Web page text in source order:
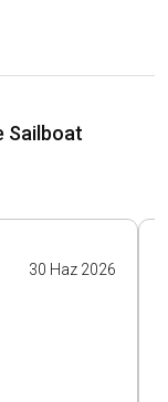
Sailboat
30 Haz 2026